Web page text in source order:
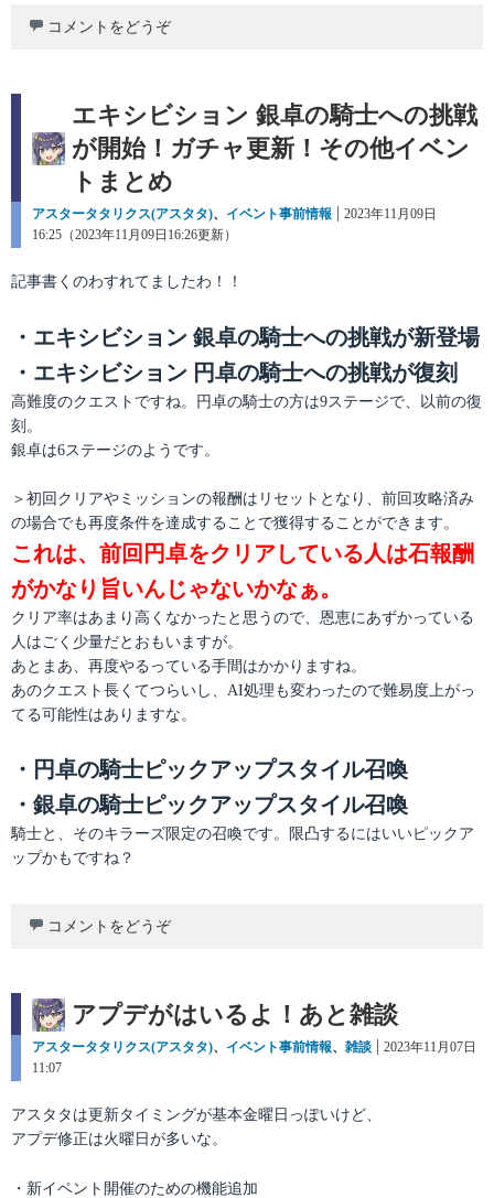
コメントをどうぞ
エキシビション 銀卓の騎士への挑戦
が開始！ガチャ更新！その他イベン
トまとめ
カ
テ
リ
アスタータタリクス(アスタタ)、 イベント事前情報
投
2023年11月09日
16:25（2023年11月09日16:26更新）
記事書くのわすれてましたわ！！
・エキシビション 銀卓の騎士への挑戦が新登場
・エキシビション 円卓の騎士への挑戦が復刻
高難度のクエストですね。円卓の騎士の方は9ステージで、以前の復
刻。
銀卓は6ステージのようです。
＞初回クリアやミッションの報酬はリセットとなり、前回攻略済み
の場合でも再度条件を達成することで獲得することができます。
これは、前回円卓をクリアしている人は石報酬
がかなり旨いんじゃないかなぁ。
クリア率はあまり高くなかったと思うので、恩恵にあずかっている
人はごく少量だとおもいますが。
あとまあ、再度やるっている手間はかかりますね。
あのクエスト長くてつらいし、AI処理も変わったので難易度上がっ
てる可能性はありますな。
・円卓の騎士ピックアップスタイル召喚
・銀卓の騎士ピックアップスタイル召喚
騎士と、そのキラーズ限定の召喚です。限凸するにはいいピックア
ップかもですね？
コメントをどうぞ
アプデがはいるよ！あと雑談
カ
テ
リ
ー
アスタータタリクス(アスタタ)、 イベント事前情報、 雑談
投
2023年11月07日
11:07
アスタタは更新タイミングが基本金曜日っぽいけど、
アプデ修正は火曜日が多いな。
・新イベント開催のための機能追加